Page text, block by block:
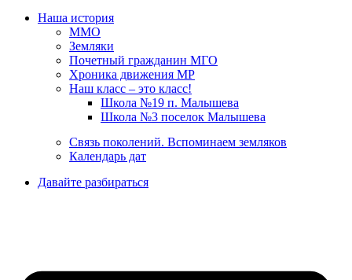
Наша история
ММО
Земляки
Почетный гражданин МГО
Хроника движения МР
Наш класс – это класс!
Школа №19 п. Малышева
Школа №3 поселок Малышева
Связь поколений. Вспоминаем земляков
Календарь дат
Давайте разбираться